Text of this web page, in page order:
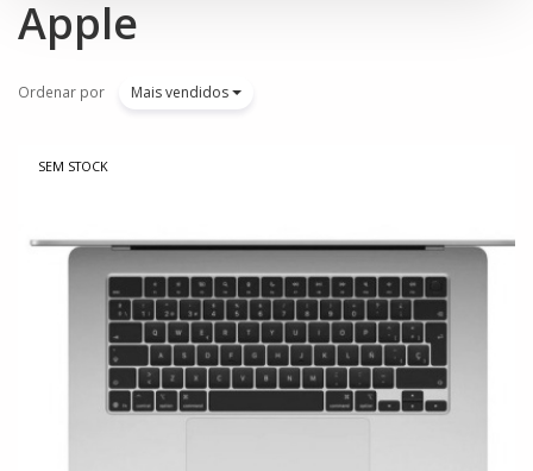
Apple
Ordenar por Mais vendidos
SEM STOCK